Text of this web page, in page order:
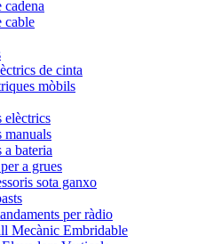
cadena
cable
de cinta
mòbils
elèctrics
manuals
a bateria
a grues
sota ganxo
per ràdio
Mecànic Embridable